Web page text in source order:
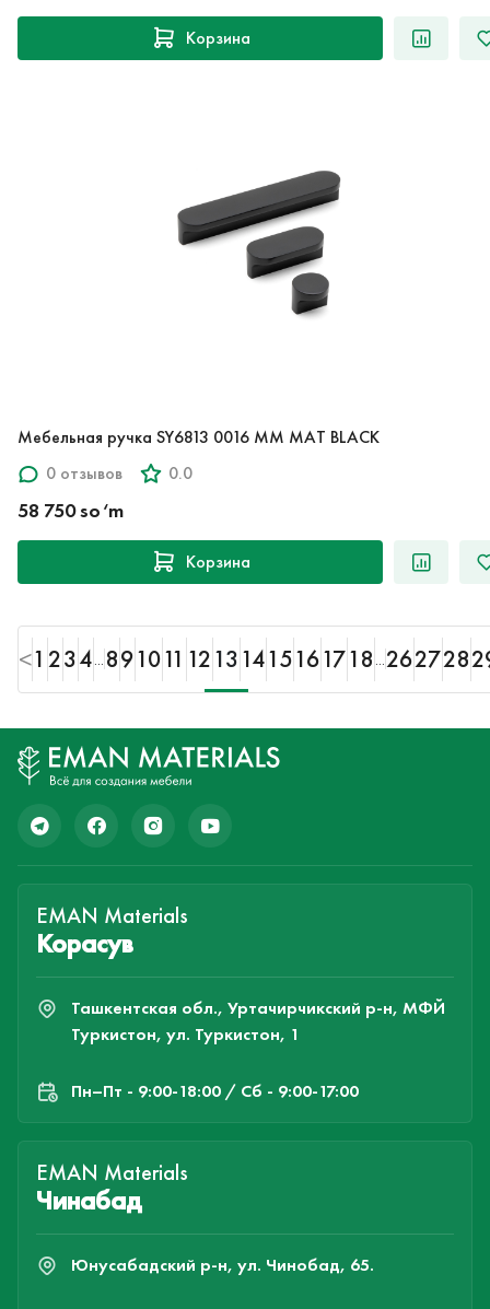
Корзина
Мебельная ручка SY6813 0016 MM MAT BLACK
0 отзывов
0.0
58 750 so‘m
Корзина
<1 234... 891011 12131415161718 ...262728
EMAN Materials
Корасув
Ташкентская обл., Уртачирчикский р-н, МФЙ
Туркистон, ул. Туркистон, 1
Пн–Пт - 9:00-18:00 / Сб - 9:00-17:00
EMAN Materials
Чинабад
Юнусабадский р-н, ул. Чинобад, 65.